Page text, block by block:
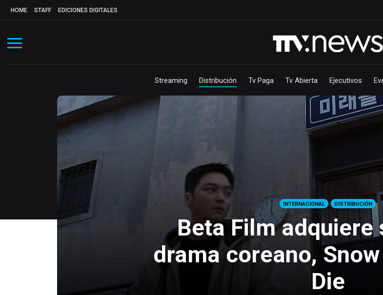
HOME STAFF EDICIONES DIGITALES
Streaming Distribución Tv Paga Tv Abierta Ejecutivos
INTERNACIONAL DISTRIBUCIÓN
Beta Film adquiere
drama coreano,
Die